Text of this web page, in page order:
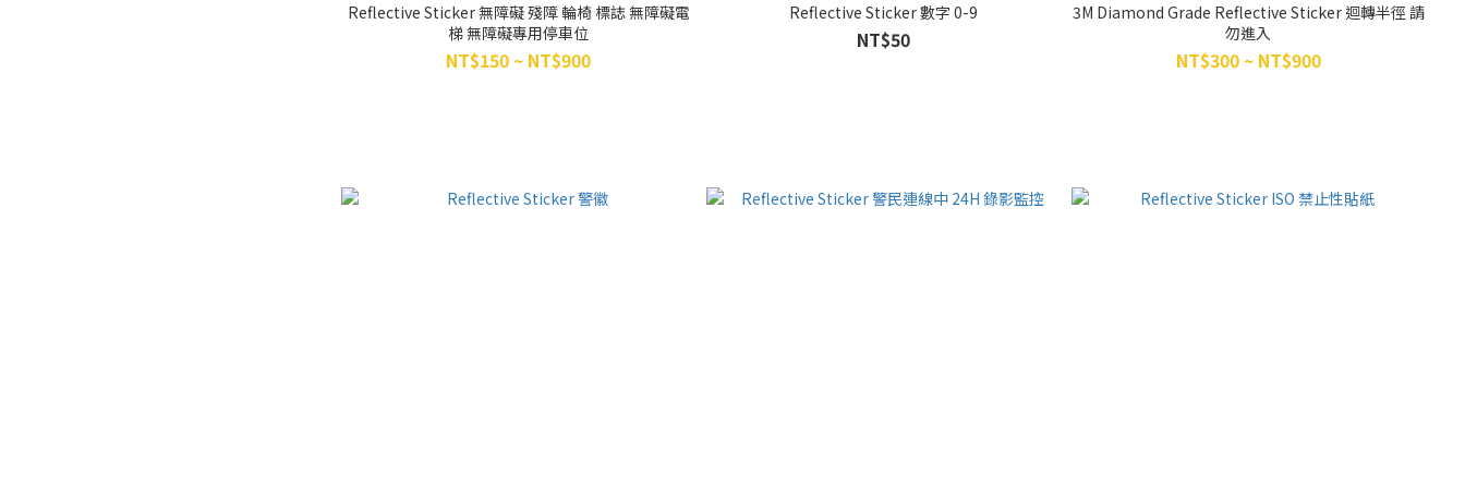
Reflective Sticker 無障礙 殘障 輪椅 標誌 無障礙電
梯 無障礙專用停車位
NT$150 ~ NT$900
Reflective Sticker 數字 0-9
NT$50
3M Diamond Grade Reflective Sticker 迴轉半徑 請
勿進入
NT$300 ~ NT$900